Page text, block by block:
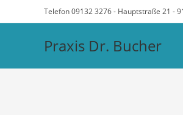
Telefon 09132 3276 - Hauptstraße 21 -
Praxis Dr. Bucher